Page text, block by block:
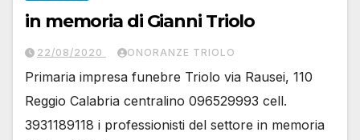
in memoria di Gianni Triolo
22/08/2020 ONORANZE TRIOLO
Primaria impresa funebre Triolo via Rausei, 110
Reggio Calabria centralino 096529993 cell.
3931189118 i professionisti del settore in memoria